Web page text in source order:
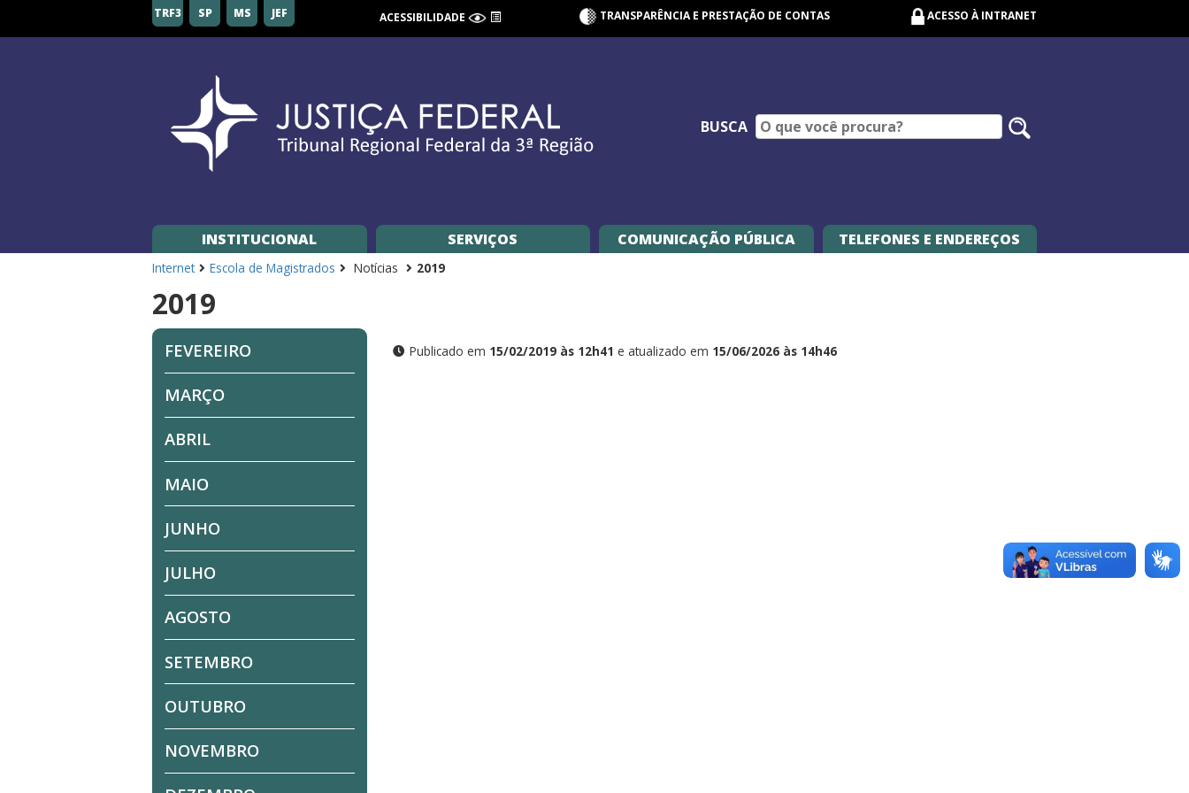
Federal
TRF3 SP MS JEF ACESSIBILIDADE TRANSPARÊNCIA E PRESTAÇÃO DE CONTAS ACESSO À INTRANET
BUSCA
INSTITUCIONAL SERVIÇOS COMUNICAÇÃO PÚBLICA TELEFONES E ENDEREÇOS
Internet Escola de Magistrados Notícias 2019
2019
FEVEREIRO
MARÇO
ABRIL
MAIO
JUNHO
JULHO
AGOSTO
SETEMBRO
OUTUBRO
NOVEMBRO
Publicado em 15/02/2019 às 12h41 e atualizado em 15/06/2026 às 14h46